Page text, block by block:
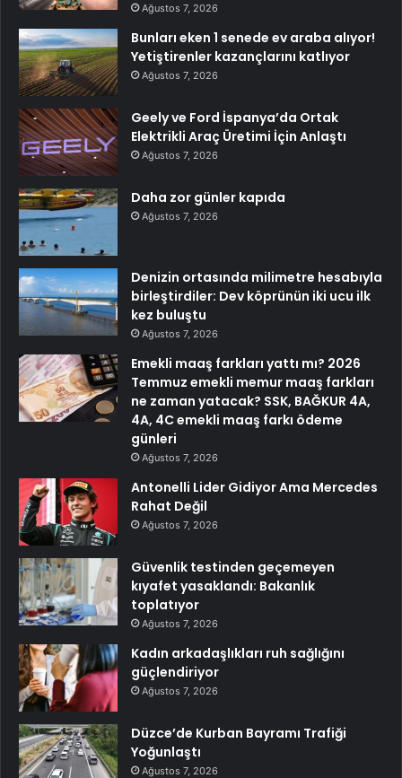
Ağustos 7, 2026
Bunları eken 1 senede ev araba alıyor!
Yetiştirenler kazançlarını katlıyor
Ağustos 7, 2026
Geely ve Ford İspanya’da Ortak
Elektrikli Araç Üretimi İçin Anlaştı
Ağustos 7, 2026
Daha zor günler kapıda
Ağustos 7, 2026
Denizin ortasında milimetre hesabıyla
birleştirdiler: Dev köprünün iki ucu ilk
kez buluştu
Ağustos 7, 2026
Emekli maaş farkları yattı mı? 2026
Temmuz emekli memur maaş farkları
ne zaman yatacak? SSK, BAĞKUR 4A,
4A, 4C emekli maaş farkı ödeme
günleri
Ağustos 7, 2026
Antonelli Lider Gidiyor Ama Mercedes
Rahat Değil
Ağustos 7, 2026
Güvenlik testinden geçemeyen
kıyafet yasaklandı: Bakanlık
toplatıyor
Ağustos 7, 2026
Kadın arkadaşlıkları ruh sağlığını
güçlendiriyor
Ağustos 7, 2026
Düzce’de Kurban Bayramı Trafiği
Yoğunlaştı
Ağustos 7, 2026